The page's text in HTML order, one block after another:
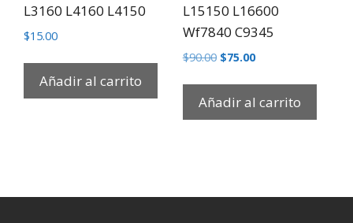
L3160 L4160 L4150
$15.00
Añadir al carrito
L15150 L16600
Wf7840 C9345
$90.00 $75.00
Añadir al carrito